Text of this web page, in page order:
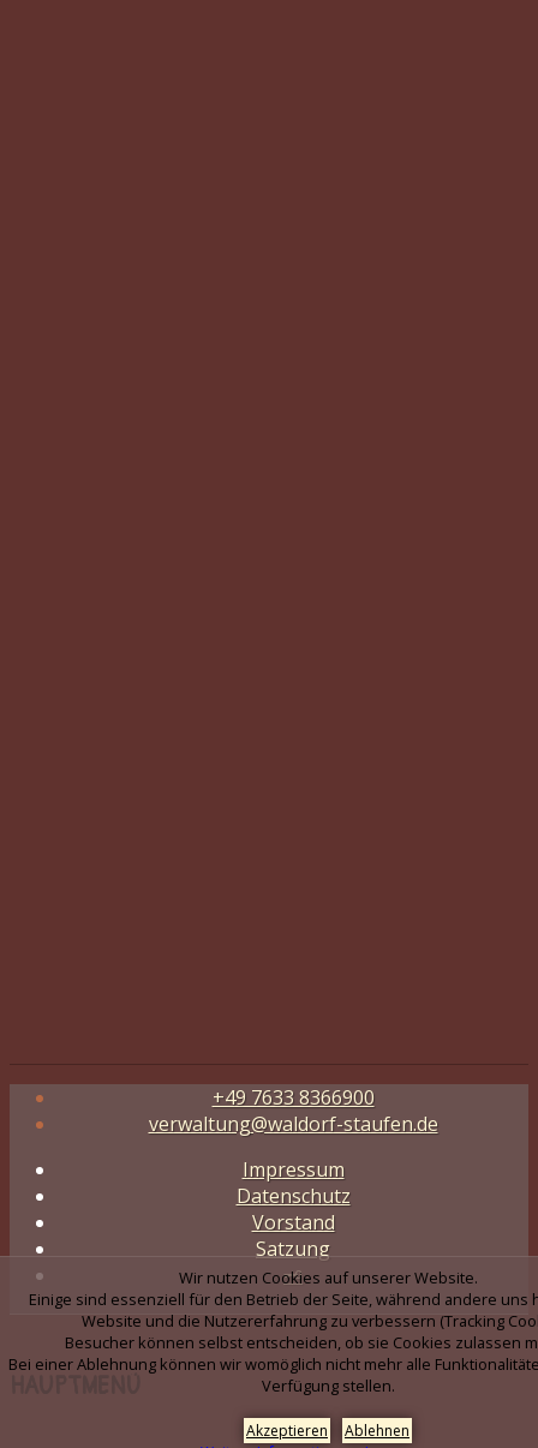
+49 7633 8366900
verwaltung@waldorf-staufen.de
Impressum
Datenschutz
Vorstand
Satzung
🗝️
Wir nutzen Cookies auf unserer Website.
Einige sind essenziell für den Betrieb der Seite, während andere uns
Website und die Nutzererfahrung zu verbessern (Tracking
Besucher können selbst entscheiden, ob sie Cookies zulassen
Bei einer Ablehnung können wir womöglich nicht mehr alle
Verfügung stellen.
Akzeptieren
Ablehnen